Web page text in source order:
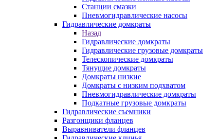
Станции смазки
Пневмогидравлические насосы
Гидравлические домкраты
Назад
Гидравлические домкраты
Гидравлические грузовые домкраты
Телескопические домкраты
Тянущие домкраты
Домкраты низкие
Домкраты с низким подхватом
Пневмогидравлические домкраты
Подкатные грузовые домкраты
Гидравлические съемники
Разгонщики фланцев
Выравниватели фланцев